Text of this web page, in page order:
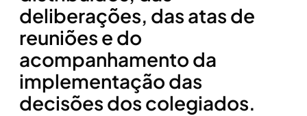
deliberações, das atas de
reuniões e do
acompanhamento da
implementação das
decisões dos colegiados.